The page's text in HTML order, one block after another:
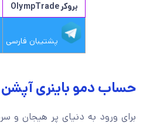
بروکر OlympTrade
پشتیبان فارسی
حساب دمو باینری
برای ورود به دنیای پر هیجان و